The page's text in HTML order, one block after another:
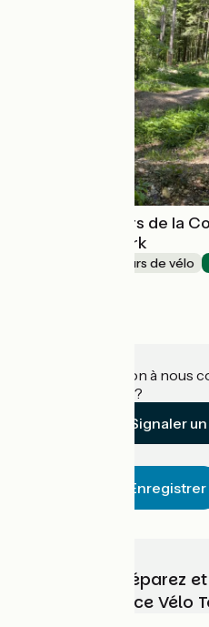
Station de Loisirs de la
Pierre - Bike park
Loueurs/réparateurs de vélo
Une information à nous
établissement ?
Signaler
Enregistrer
Choisissez, préparez
vélo avec France Vélo